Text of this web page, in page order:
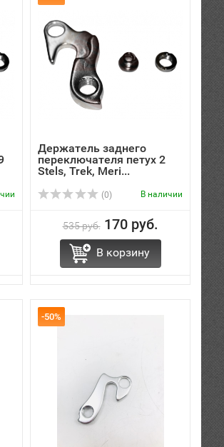
Держатель заднего
переключателя петух 2
Stels, Trek, Meri...
(0) В наличии
535 руб. 170 руб.
В корзину
-50%